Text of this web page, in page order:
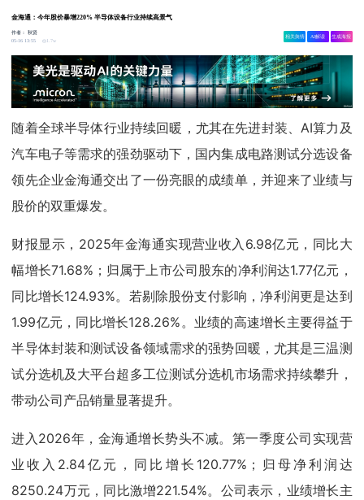
金海通：今年股价暴增220% 半导体设备行业持续高景气
作者：秋贤
05-16 13:55
1.7w
相关舆情 AI解读 生成海报
随着全球半导体行业持续回暖，尤其在先进封装、AI算力及
汽车电子等需求的强劲驱动下，国内集成电路测试分选设备
领先企业金海通交出了一份亮眼的成绩单，并迎来了业绩与
股价的双重爆发。
财报显示，2025年金海通实现营业收入6.98亿元，同比大
幅增长71.68%；归属于上市公司股东的净利润达1.77亿元，
同比增长124.93%。若剔除股份支付影响，净利润更是达到
1.99亿元，同比增长128.26%。业绩的高速增长主要得益于
半导体封装和测试设备领域需求的强势回暖，尤其是三温测
试分选机及大平台超多工位测试分选机市场需求持续攀升，
带动公司产品销量显著提升。
进入2026年，金海通增长势头不减。第一季度公司实现营
业收入2.84亿元，同比增长120.77%；归母净利润达
8250.24万元，同比激增221.54%。公司表示，业绩增长主